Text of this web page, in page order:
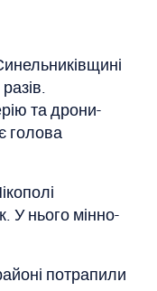
та дрони-
голова
У нього мінно-
потрапили